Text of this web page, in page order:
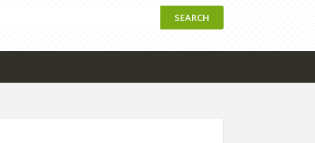
SEARCH